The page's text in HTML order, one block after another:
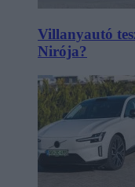
Villanyautó
Nirója?